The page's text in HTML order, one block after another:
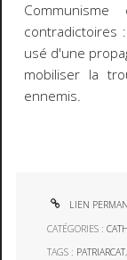
contradictoires
usé d'une
mobiliser la
ennemis.
LIEN
CATÉGORIES :
TAGS : PATRIARCAT,